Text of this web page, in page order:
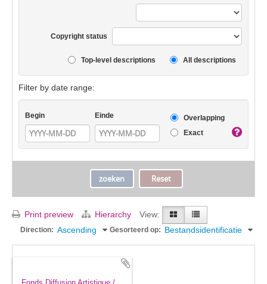
Copyright status
Top-level descriptions All descriptions
Filter by date range:
Begin Einde
Overlapping
Exact
Print preview Hierarchy View:
Gesorteerd op: Bestandsidentificatie
Direction: Ascending